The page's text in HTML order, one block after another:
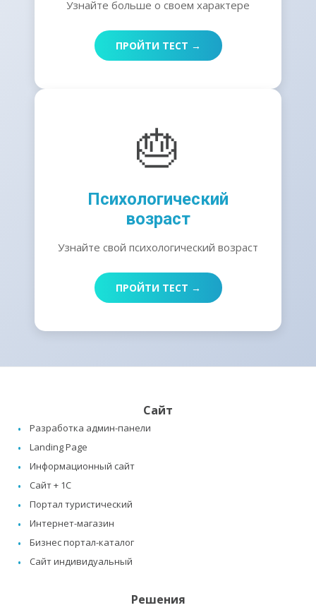
Узнайте больше о своем характере
ПРОЙТИ ТЕСТ →
🎂
Психологический
возраст
Узнайте свой психологический возраст
ПРОЙТИ ТЕСТ →
Сайт
Разработка админ-панели
Landing Page
Информационный сайт
Сайт + 1C
Портал туристический
Интернет-магазин
Бизнес портал-каталог
Сайт индивидуальный
Решения